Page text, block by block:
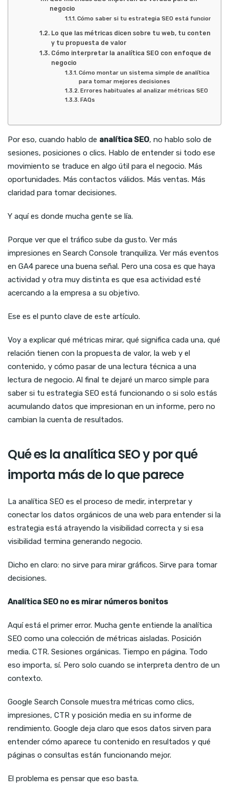
negocio
Cómo saber si tu estrategia SEO está funcionando
Lo que las métricas dicen sobre tu web, tu contenido
y tu propuesta de valor
Cómo interpretar la analítica SEO con enfoque de
negocio
Cómo montar un sistema simple de analítica SEO
para tomar mejores decisiones
Errores habituales al analizar métricas SEO
FAQs
Por eso, cuando hablo de analítica SEO, no hablo solo de
sesiones, posiciones o clics. Hablo de entender si todo ese
movimiento se traduce en algo útil para el negocio. Más
oportunidades. Más contactos válidos. Más ventas. Más
claridad para tomar decisiones.
Y aquí es donde mucha gente se lía.
Porque ver que el tráfico sube da gusto. Ver más
impresiones en Search Console tranquiliza. Ver más eventos
en GA4 parece una buena señal. Pero una cosa es que haya
actividad y otra muy distinta es que esa actividad esté
acercando a la empresa a su objetivo.
Ese es el punto clave de este artículo.
Voy a explicar qué métricas mirar, qué significa cada una, qué
relación tienen con la propuesta de valor, la web y el
contenido, y cómo pasar de una lectura técnica a una
lectura de negocio. Al final te dejaré un marco simple para
saber si tu estrategia SEO está funcionando o si solo estás
acumulando datos que impresionan en un informe, pero no
cambian la cuenta de resultados.
Qué es la analítica SEO y por qué
importa más de lo que parece
La analítica SEO es el proceso de medir, interpretar y
conectar los datos orgánicos de una web para entender si la
estrategia está atrayendo la visibilidad correcta y si esa
visibilidad termina generando negocio.
Dicho en claro: no sirve para mirar gráficos. Sirve para tomar
decisiones.
Analítica SEO no es mirar números bonitos
Aquí está el primer error. Mucha gente entiende la analítica
SEO como una colección de métricas aisladas. Posición
media. CTR. Sesiones orgánicas. Tiempo en página. Todo
eso importa, sí. Pero solo cuando se interpreta dentro de un
contexto.
Google Search Console muestra métricas como clics,
impresiones, CTR y posición media en su informe de
rendimiento. Google deja claro que esos datos sirven para
entender cómo aparece tu contenido en resultados y qué
páginas o consultas están funcionando mejor.
El problema es pensar que eso basta.